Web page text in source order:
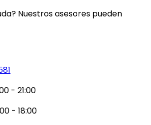
Nuestros asesores pueden
- 21:00
- 18:00